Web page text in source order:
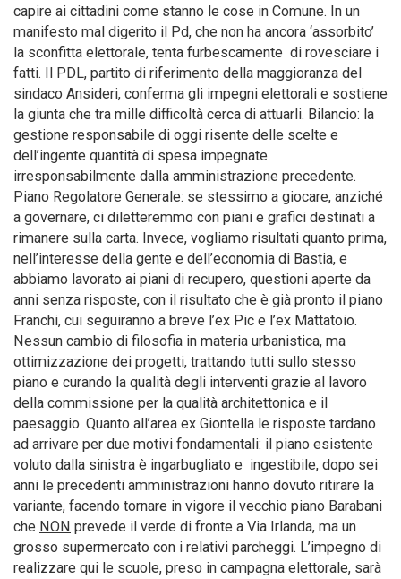
capire ai cittadini come stanno le cose in Comune. In un
manifesto mal digerito il Pd, che non ha ancora ‘assorbito’
la sconfitta elettorale, tenta furbescamente di rovesciare i
fatti. Il PDL, partito di riferimento della maggioranza del
sindaco Ansideri, conferma gli impegni elettorali e sostiene
la giunta che tra mille difficoltà cerca di attuarli. Bilancio: la
gestione responsabile di oggi risente delle scelte e
dell’ingente quantità di spesa impegnate
irresponsabilmente dalla amministrazione precedente.
Piano Regolatore Generale: se stessimo a giocare, anziché
a governare, ci diletteremmo con piani e grafici destinati a
rimanere sulla carta. Invece, vogliamo risultati quanto prima,
nell’interesse della gente e dell’economia di Bastia, e
abbiamo lavorato ai piani di recupero, questioni aperte da
anni senza risposte, con il risultato che è già pronto il piano
Franchi, cui seguiranno a breve l’ex Pic e l’ex Mattatoio.
Nessun cambio di filosofia in materia urbanistica, ma
ottimizzazione dei progetti, trattando tutti sullo stesso
piano e curando la qualità degli interventi grazie al lavoro
della commissione per la qualità architettonica e il
paesaggio. Quanto all’area ex Giontella le risposte tardano
ad arrivare per due motivi fondamentali: il piano esistente
voluto dalla sinistra è ingarbugliato e ingestibile, dopo sei
anni le precedenti amministrazioni hanno dovuto ritirare la
variante, facendo tornare in vigore il vecchio piano Barabani
che NON prevede il verde di fronte a Via Irlanda, ma un
grosso supermercato con i relativi parcheggi. L’impegno di
realizzare qui le scuole, preso in campagna elettorale, sarà